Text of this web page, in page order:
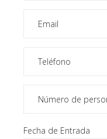
Fecha de Entrada